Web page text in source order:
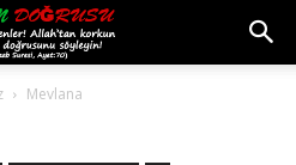
Mevlana